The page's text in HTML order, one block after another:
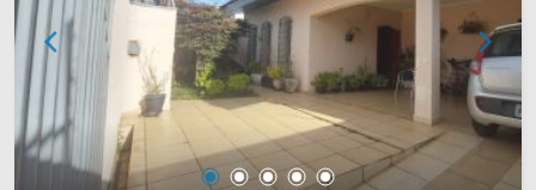
4546 ARBIX IMÓVEIS - Presente em cada
mudança!